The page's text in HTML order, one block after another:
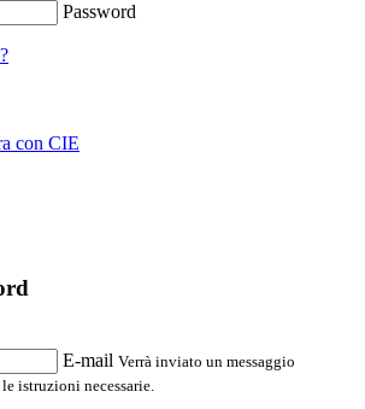
Password
con CIE
E-mail Verrà inviato un messaggio
istruzioni necessarie.